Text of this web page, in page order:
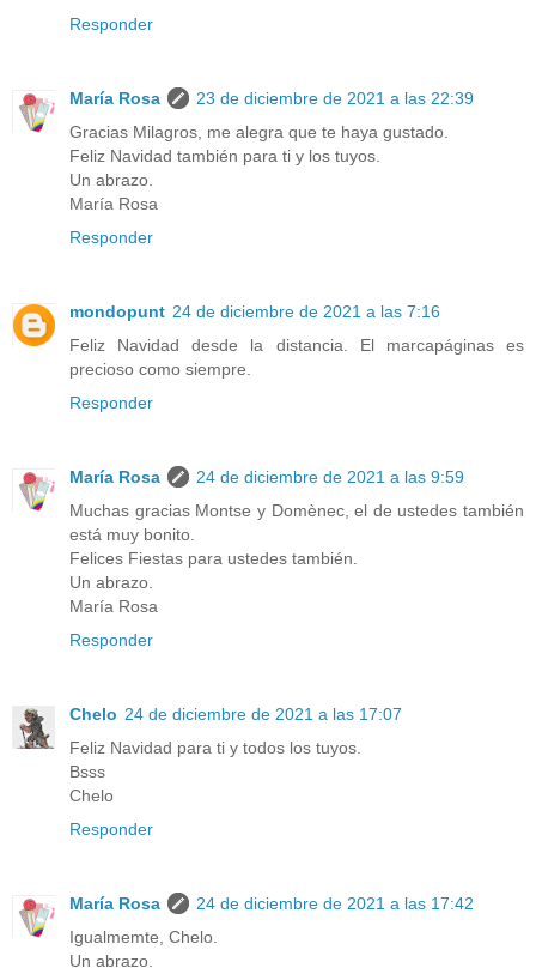
Responder
María Rosa
23 de diciembre de 2021 a las 22:39
Gracias Milagros, me alegra que te haya gustado.
Feliz Navidad también para ti y los tuyos.
Un abrazo.
María Rosa
Responder
mondopunt 24 de diciembre de 2021 a las 7:16
Feliz Navidad desde la distancia. El marcapáginas es
precioso como siempre.
Responder
María Rosa
24 de diciembre de 2021 a las 9:59
Muchas gracias Montse y Domènec, el de ustedes también
está muy bonito.
Felices Fiestas para ustedes también.
Un abrazo.
María Rosa
Responder
Chelo 24 de diciembre de 2021 a las 17:07
Feliz Navidad para ti y todos los tuyos.
Bsss
Chelo
Responder
María Rosa
24 de diciembre de 2021 a las 17:42
Igualmemte, Chelo.
Un abrazo.